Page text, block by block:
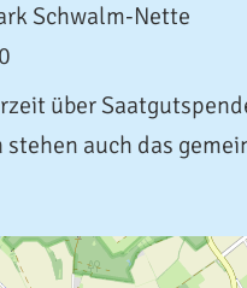
Schwalm-Nette
über
auch das